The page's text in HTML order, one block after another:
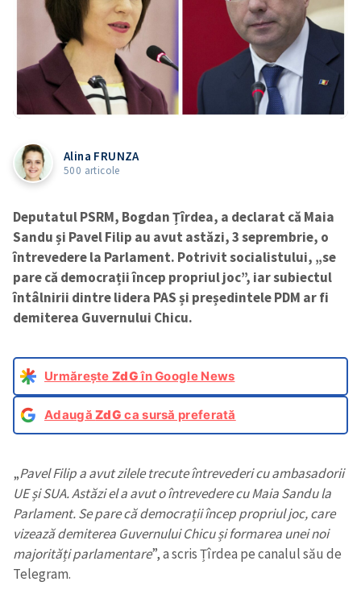
Alina FRUNZA
500 articole
Deputatul PSRM, Bogdan Țîrdea, a declarat că Maia
Sandu și Pavel Filip au avut astăzi, 3 seprembrie, o
întrevedere la Parlament. Potrivit socialistului, „se
pare că democrații încep propriul joc”, iar subiectul
întâlnirii dintre lidera PAS și președintele PDM ar fi
demiterea Guvernului Chicu.
Urmărește ZdGîn Google News
AdaugăZdG ca sursă preferată
„Pavel Filip a avut zilele trecute întrevederi cu ambasadorii
UE și SUA. Astăzi el a avut o întrevedere cu Maia Sandu la
Parlament. Se pare că democrații încep propriul joc, care
vizează demiterea Guvernului Chicu și formarea unei noi
majorități parlamentare”, a scris Țîrdea pe canalul său de
Telegram.